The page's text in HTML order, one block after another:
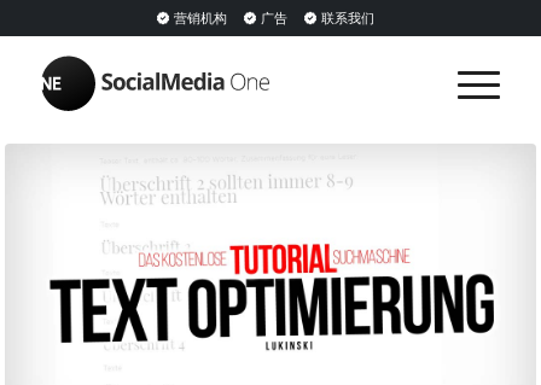
营销机构 广告 联系我们